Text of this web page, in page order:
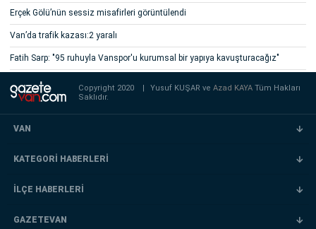
Erçek Gölü’nün sessiz misafirleri görüntülendi
Van’da trafik kazası:2 yaralı
Fatih Sarp: "95 ruhuyla Vanspor'u kurumsal bir yapıya kavuşturacağız"
Copyright 2020 Yusuf KUŞAR veAzad KAYATüm Hakları
Saklıdır.
VAN
KATEGORİ HABERLERİ
İLÇE HABERLERİ
GAZETEVAN